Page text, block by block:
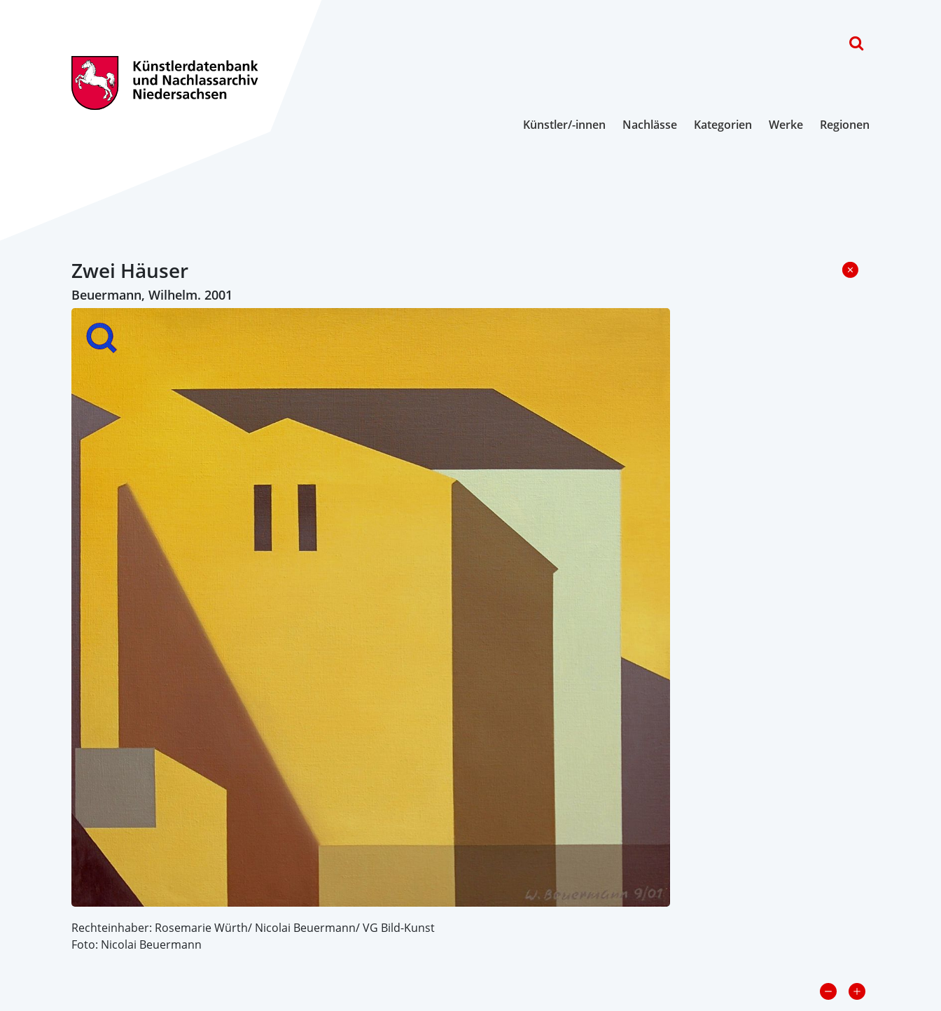
Künstler/-innen Nachlässe Kategorien Werke Regionen
Zwei Häuser
Beuermann, Wilhelm. 2001
Rechteinhaber: Rosemarie Würth/ Nicolai Beuermann/ VG Bild-Kunst
Foto: Nicolai Beuermann